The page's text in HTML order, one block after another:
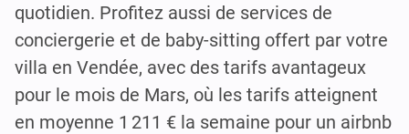
quotidien. Profitez aussi de services de
conciergerie et de baby-sitting offert par votre
villa en Vendée, avec des tarifs avantageux
pour le mois de Mars, où les tarifs atteignent
en moyenne 1 211 € la semaine pour un airbnb